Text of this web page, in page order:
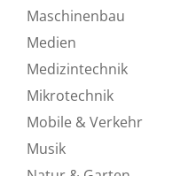
Maschinenbau
Medien
Medizintechnik
Mikrotechnik
Mobile & Verkehr
Musik